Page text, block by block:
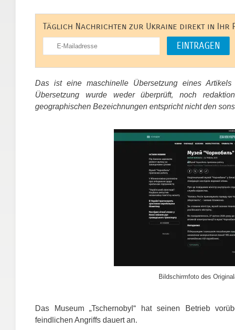
Täglich Nachrichten zur Ukraine direkt in Ihr
Das ist eine maschinelle Übersetzung eines
Übersetzung wurde weder überprüft, noch
geographischen Bezeichnungen entspricht nicht den
Bildschirmfoto des
Das Museum „Tschernobyl“ hat seinen Betrieb
feindlichen Angriffs dauert an.